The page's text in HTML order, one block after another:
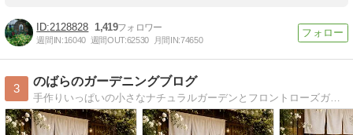
2128828 1,419
週間IN:16040 週間OUT:62530 月間IN:74650
3
のばらのガーデニングブログ
手作りいっぱいの小さなナチュラルガーデンとフロントローズガーデンﾟ･*:.｡.そして可愛い犬猫日記と日々のことを綴りますﾟ･*:.｡.